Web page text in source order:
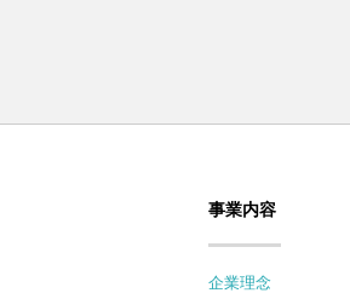
事業内容
企業理念